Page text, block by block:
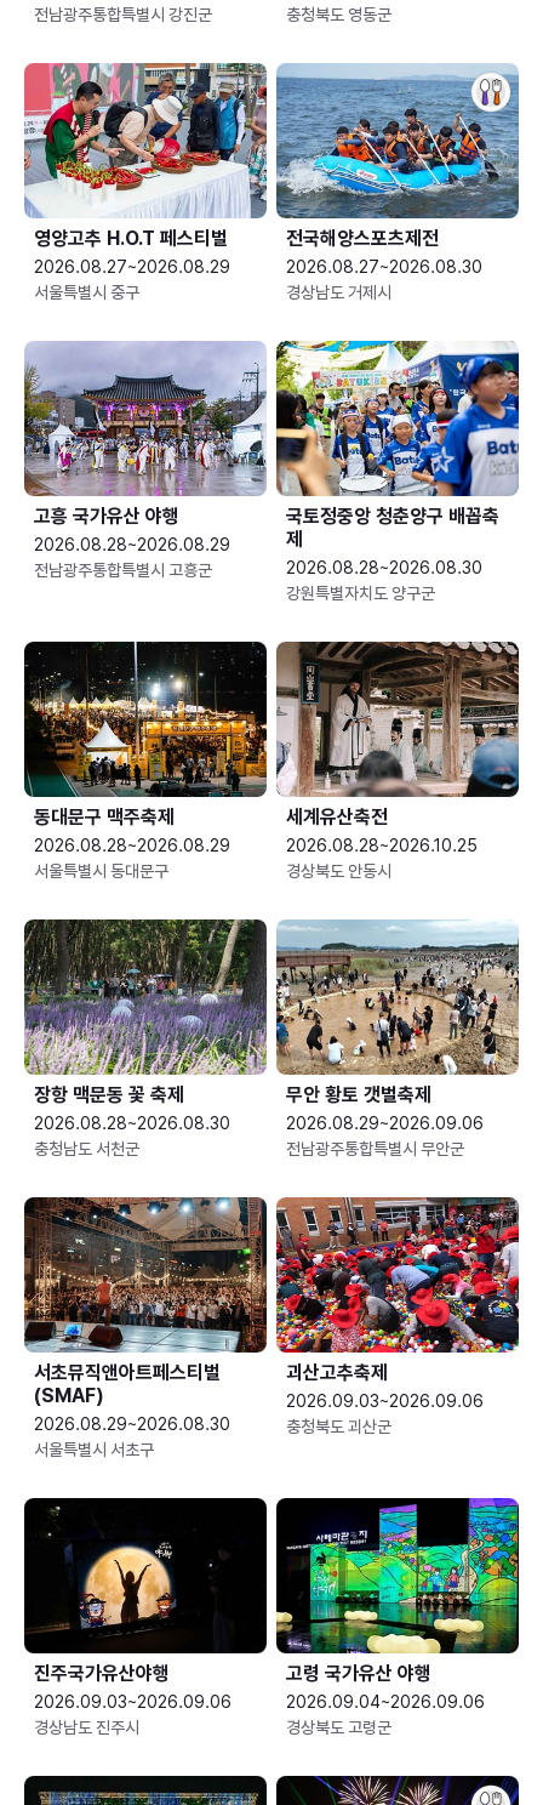
전남광주통합특별시 강진군 충청북도 영동군
영양고추 H.O.T 페스티벌
2026.08.27~2026.08.29
서울특별시 중구
전국해양스포츠제전
2026.08.27~2026.08.30
경상남도 거제시
고흥 국가유산 야행
2026.08.28~2026.08.29
전남광주통합특별시 고흥군
국토정중앙 청춘양구 배꼽축
제
2026.08.28~2026.08.30
강원특별자치도 양구군
동대문구 맥주축제
2026.08.28~2026.08.29
서울특별시 동대문구
세계유산축전
2026.08.28~2026.10.25
경상북도 안동시
장항 맥문동 꽃 축제
2026.08.28~2026.08.30
충청남도 서천군
무안 황토 갯벌축제
2026.08.29~2026.09.06
전남광주통합특별시 무안군
서초뮤직앤아트페스티벌
(SMAF)
2026.08.29~2026.08.30
서울특별시 서초구
괴산고추축제
2026.09.03~2026.09.06
충청북도 괴산군
진주국가유산야행
2026.09.03~2026.09.06
경상남도 진주시
고령 국가유산 야행
2026.09.04~2026.09.06
경상북도 고령군